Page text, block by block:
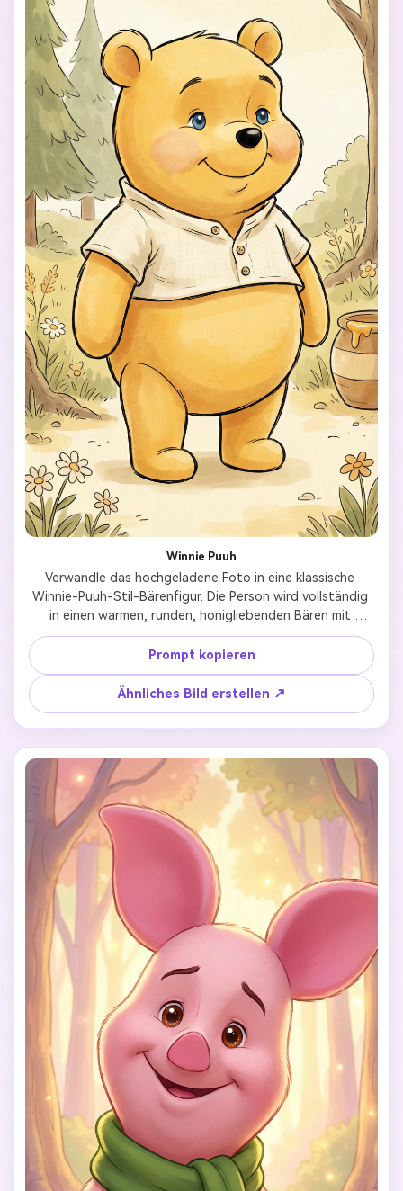
schläfriges, zufriedenes, sanftes Lächeln, entspannte
"Oh, bother"-Stimmung.
Winnie Puuh
Verwandle das hochgeladene Foto in eine klassische
Winnie-Puuh-Stil-Bärenfigur. Die Person wird vollständig
in einen warmen, runden, honigliebenden Bären mit
weichen Formen und einem sanften, freundlichen
Ausdruck verwandelt. Verwende einen klassischen
Kinderanimations- und Bilderbuch-Illustrationsstil mit
Aquarelltexturen und klaren Linien. Das Farbschema sollte
warmes Gelb, Honiggold und sanftes Creme sein. Die Figur
soll gemütlich, unschuldig und tröstlich wirken. Einfacher
Hintergrund mit sanfter Bilderbuch-Atmosphäre. Kein
Realismus, keine menschlichen Gesichtszüge, kein 3D, kein
moderner Anime-Stil.
Prompt kopieren
Ähnliches Bild erstellen ↗